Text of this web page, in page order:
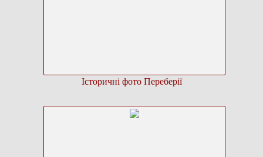
Історичні фото Переберії